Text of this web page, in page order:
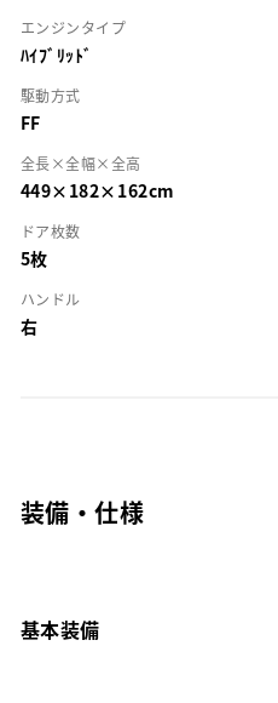
エンジンタイプ
ﾊｲﾌﾞﾘｯﾄﾞ
駆動方式
FF
全長×全幅×全高
449×182×162cm
ドア枚数
5枚
ハンドル
右
装備・仕様
基本装備